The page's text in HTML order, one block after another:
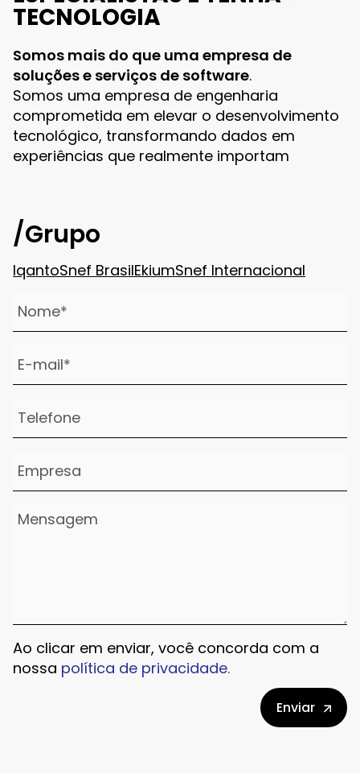
TECNOLOGIA
Somos mais do que uma empresa de
soluções e serviços de software.
Somos uma empresa de engenharia
comprometida em elevar o desenvolvimento
tecnológico, transformando dados em
experiências que realmente importam
/Grupo
IqantoSnef BrasilEkiumSnef Internacional
Ao clicar em enviar, você concorda com a
nossa política de privacidade.
Enviar